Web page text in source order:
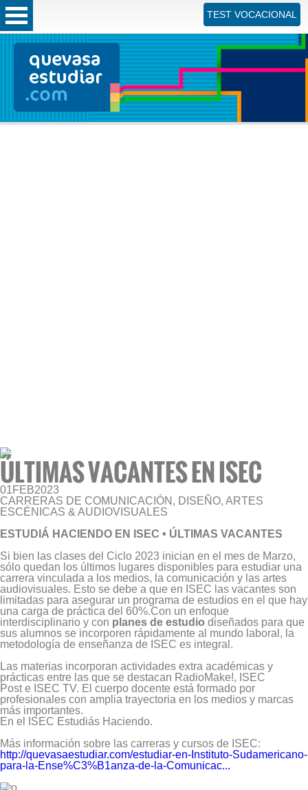
TEST VOCACIONAL
ÚLTIMAS VACANTES EN ISEC
01FEB2023
CARRERAS DE COMUNICACIÓN, DISEÑO, ARTES
ESCÉNICAS & AUDIOVISUALES
ESTUDIÁ HACIENDO EN ISEC • ÚLTIMAS VACANTES
Si bien las clases del Ciclo 2023 inician en el mes de Marzo,
sólo quedan los últimos lugares disponibles para estudiar una
carrera vinculada a los medios, la comunicación y las artes
audiovisuales. Esto se debe a que en ISEC las vacantes son
limitadas para asegurar un programa de estudios en el que hay
una carga de práctica del 60%.Con un enfoque
interdisciplinario y con planes de estudio diseñados para que
sus alumnos se incorporen rápidamente al mundo laboral, la
metodología de enseñanza de ISEC es integral.
Las materias incorporan actividades extra académicas y
prácticas entre las que se destacan RadioMake!, ISEC
Post e ISEC TV. El cuerpo docente está formado por
profesionales con amplia trayectoria en los medios y marcas
más importantes.
En el ISEC Estudiás Haciendo.
Más información sobre las carreras y cursos de ISEC:
http://quevasaestudiar.com/estudiar-en-Instituto-Sudamericano-
para-la-Ense%C3%B1anza-de-la-Comunicac...